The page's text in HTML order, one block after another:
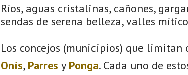
Ríos, aguas cristalinas, cañones,
sendas de serena belleza, valles
Los concejos (municipios) que limitan
Onís, Parres y Ponga. Cada uno de